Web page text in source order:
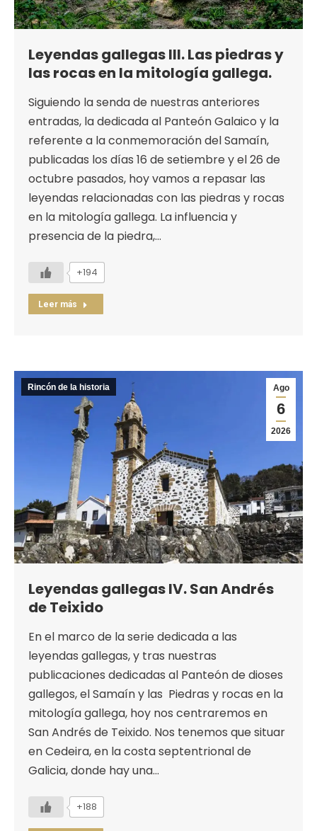
Leyendas gallegas III. Las piedras y
las rocas en la mitología gallega.
Siguiendo la senda de nuestras anteriores
entradas, la dedicada al Panteón Galaico y la
referente a la conmemoración del Samaín,
publicadas los días 16 de setiembre y el 26 de
octubre pasados, hoy vamos a repasar las
leyendas relacionadas con las piedras y rocas
en la mitología gallega. La influencia y
presencia de la piedra,…
+194
Leer más
Ago
6
2026
Rincón de la historia
Leyendas gallegas IV. San Andrés
de Teixido
En el marco de la serie dedicada a las
leyendas gallegas, y tras nuestras
publicaciones dedicadas al Panteón de dioses
gallegos, el Samaín y las Piedras y rocas en la
mitología gallega, hoy nos centraremos en
San Andrés de Teixido. Nos tenemos que situar
en Cedeira, en la costa septentrional de
Galicia, donde hay una…
+188